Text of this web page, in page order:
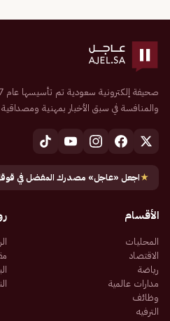
والمنافسة في سبق الأخبار بمهنية
★اجعل «عاجل» مصدرك المفضل في
الأقسام
المحليات
الاقتصاد
رياضة
مدارات عالمية
وظائف
الترفيه